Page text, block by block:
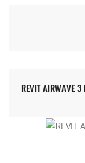
REVIT AIRWAVE